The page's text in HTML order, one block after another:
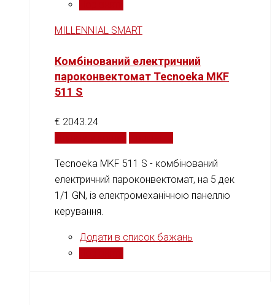
MILLENNIAL SMART
Комбінований електричний
пароконвектомат Tecnoeka MKF
511 S
€ 2043.24
Tecnoeka MKF 511 S - комбінований
електричний пароконвектомат, на 5 дек
1/1 GN, із електромеханічною панеллю
керування.
Додати в список бажань